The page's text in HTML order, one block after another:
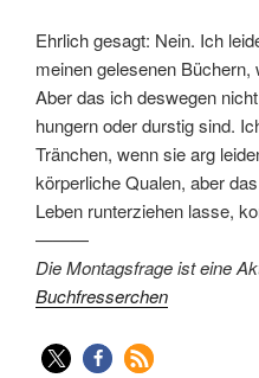
Ehrlich gesagt: Nein. Ich
meinen gelesenen
Aber das ich deswegen
hungern oder durstig sind.
Tränchen, wenn sie arg
körperliche Qualen, aber
Leben runterziehen lasse,
———
Die Montagsfrage ist eine
Buchfresserchen